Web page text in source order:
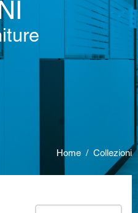
Home / Collezioni